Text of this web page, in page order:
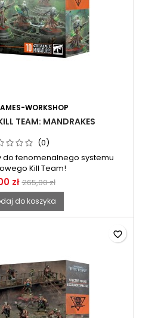
WORKSHOP
TEAM: MANDRAKES
(0)
do fenomenalnego systemu
Kill Team!
zł 265,00 zł
do koszyka
favorite_border